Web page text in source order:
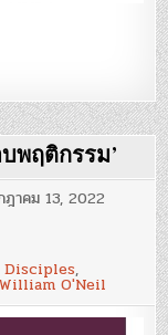
พฤติกรรม’
ฎาคม 13, 2022
,
William O'Neil